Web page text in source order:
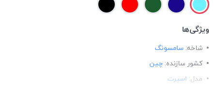
ویژگی‌ها
شاخه: سامسونگ
کشور سازنده: چین
مدل: اسپرت